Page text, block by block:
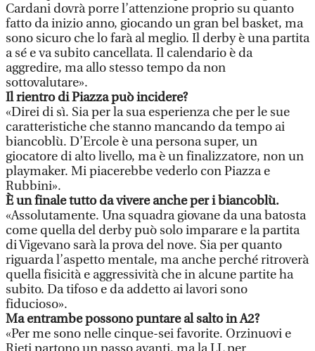
Cardani dovrà porre l’attenzione proprio su quanto
fatto da inizio anno, giocando un gran bel basket, ma
sono sicuro che lo farà al meglio. Il derby è una partita
a sé e va subito cancellata. Il calendario è da
aggredire, ma allo stesso tempo da non
sottovalutare».
Il rientro di Piazza può incidere?
«Direi di sì. Sia per la sua esperienza che per le sue
caratteristiche che stanno mancando da tempo ai
biancoblù. D’Ercole è una persona super, un
giocatore di alto livello, ma è un finalizzatore, non un
playmaker. Mi piacerebbe vederlo con Piazza e
Rubbini».
È un finale tutto da vivere anche per i biancoblù.
«Assolutamente. Una squadra giovane da una batosta
come quella del derby può solo imparare e la partita
di Vigevano sarà la prova del nove. Sia per quanto
riguarda l’aspetto mentale, ma anche perché ritroverà
quella fisicità e aggressività che in alcune partite ha
subito. Da tifoso e da addetto ai lavori sono
fiducioso».
Ma entrambe possono puntare al salto in A2?
«Per me sono nelle cinque-sei favorite. Orzinuovi e